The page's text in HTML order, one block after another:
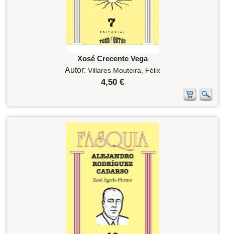
Xosé Crecente Vega
Autor: Villares Mouteira, Félix
4,50 €